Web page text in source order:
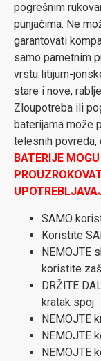
pogrešnim
punjačima. Ne
garantovati
samo pametnim
vrstu litijum-
stare i nove,
Zloupotreba ili
baterijama može
telesnih povreda,
BATERIJE
SAMO
Koristite
NEMOJTE
koristite
DRŽITE
kratak spoj
NEMOJTE
NEMOJTE
NEMOJTE